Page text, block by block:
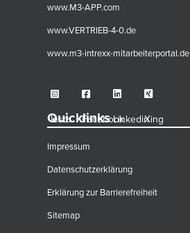
www.M3-APP.com
www.VERTRIEB-4-0.de
www.m3-intrexx-mitarbeiterportal.de
Insta FacebookLinkedinXing
Quicklinks
Impressum
Datenschutzerklärung
Erklärung zur Barrierefreiheit
Sitemap